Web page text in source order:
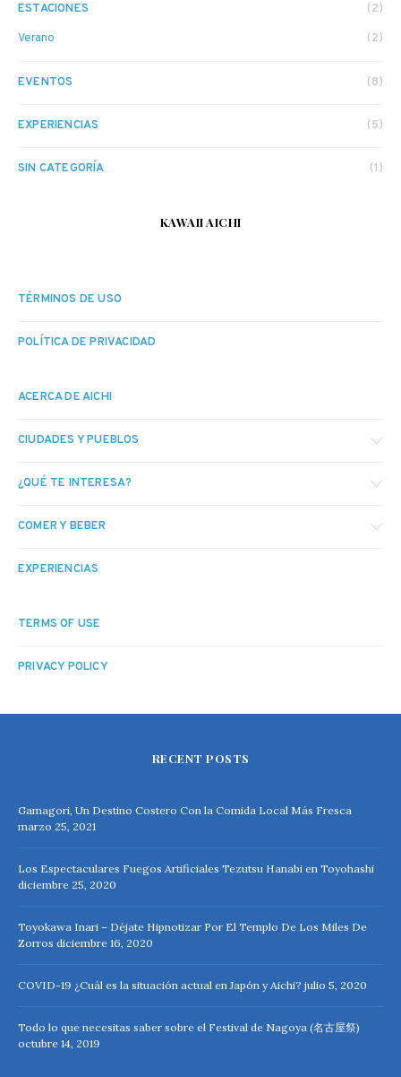
ESTACIONES (2)
Verano (2)
EVENTOS (8)
EXPERIENCIAS (5)
SIN CATEGORÍA (1)
KAWAII AICHI
TÉRMINOS DE USO
POLÍTICA DE PRIVACIDAD
ACERCA DE AICHI
CIUDADES Y PUEBLOS
¿QUÉ TE INTERESA?
COMER Y BEBER
EXPERIENCIAS
TERMS OF USE
PRIVACY POLICY
RECENT POSTS
Gamagori, Un Destino Costero Con la Comida Local Más Fresca
marzo 25, 2021
Los Espectaculares Fuegos Artificiales Tezutsu Hanabi en Toyohashi
diciembre 25, 2020
Toyokawa Inari – Déjate Hipnotizar Por El Templo De Los Miles De
Zorros diciembre 16, 2020
COVID-19 ¿Cuál es la situación actual en Japón y Aichi? julio 5, 2020
Todo lo que necesitas saber sobre el Festival de Nagoya (名古屋祭)
octubre 14, 2019